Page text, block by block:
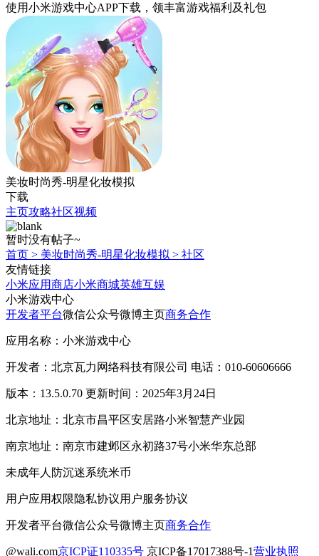
使用小米游戏中心APP下载 ，领丰富游戏福利 及礼包
美妆时尚秀-明星化妆模拟
下载
主页攻略社区视频
暂时没有帖子~
首页 > 美妆时尚秀-明星化妆模拟 > 社区
友情链接
小米应用商店小米商城英雄互娱
小米游戏中心
开发者平台微信公众号微博主页商务合作
应用名称：小米游戏中心
开发者：北京瓦力网络科技有限公司 电话：010-60606666
版本：13.5.0.70 更新时间：2025年3月24日
北京地址：北京市昌平区安居路小米智慧产业园
南京地址：南京市建邺区永初路37号小米华东总部
未成年人防沉迷系统米币
用户应用权限隐私协议用户服务协议
开发者平台微信公众号微博主页商务合作
@wali.com京ICP证110335号 京ICP备17017388号-1营业执照